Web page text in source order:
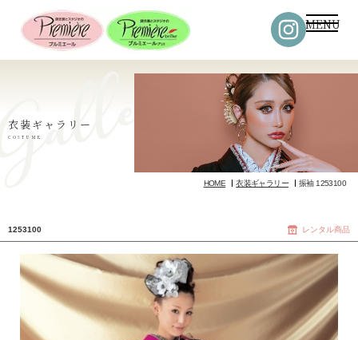
MENU
HOME 衣装ギャラリー 振袖 1253100
衣装ギャラリー
COSTUME
1253100 レンタル商品